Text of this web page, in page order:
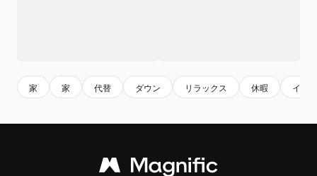
家 家 代替 ダウン リラックス 休暇 イン